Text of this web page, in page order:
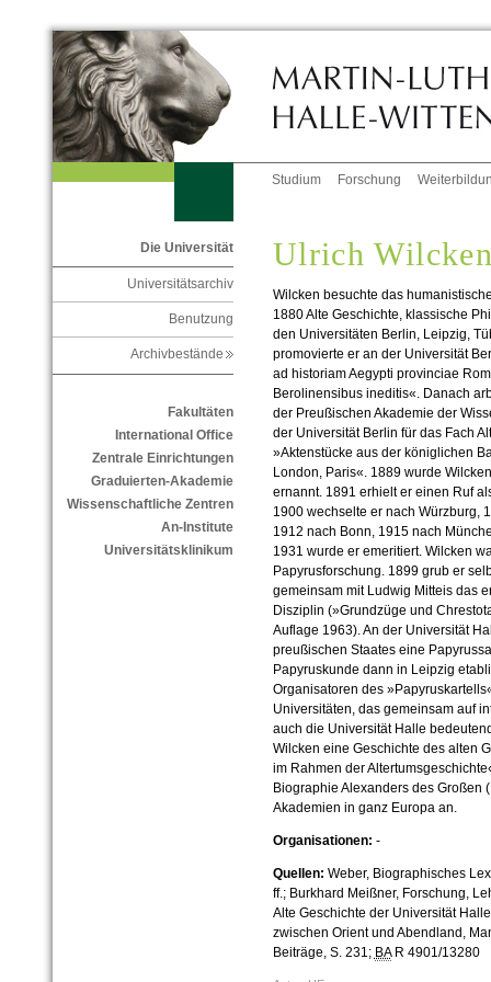
Studium Forschung
Die Universität
Universitätsarchiv
Benutzung
Archivbestände
Fakultäten
International Office
Zentrale Einrichtungen
Graduierten-Akademie
Wissenschaftliche Zentren
An-Institute
Universitätsklinikum
Ulrich
Wilcken besuchte das
1880 Alte Geschichte, klassische
den Universitäten Berlin, Leipzig,
promovierte er an der Universität
ad historiam Aegypti provinciae
Berolinensibus ineditis«. Danach
der Preußischen Akademie der
der Universität Berlin für das Fach
»Aktenstücke aus der königlichen
London, Paris«. 1889 wurde
ernannt. 1891 erhielt er einen Ruf
1900 wechselte er nach Würzburg,
1912 nach Bonn, 1915 nach
1931 wurde er emeritiert. Wilcken
Papyrusforschung. 1899 grub er
gemeinsam mit Ludwig Mitteis das
Disziplin (»Grundzüge und
Auflage 1963). An der Universität
preußischen Staates eine
Papyruskunde dann in Leipzig
Organisatoren des
Universitäten, das gemeinsam auf
auch die Universität Halle
Wilcken eine Geschichte des alten
im Rahmen der
Biographie Alexanders des Großen
Akademien in ganz Europa an.
Organisationen: -
Quellen: Weber, Biographisches
ff.; Burkhard Meißner, Forschung,
Alte Geschichte der Universität
zwischen Orient und Abendland,
Beiträge, S. 231; BAR 4901/13280